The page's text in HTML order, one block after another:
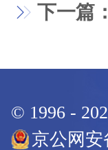
下一篇：
© 1996 -
京公网安